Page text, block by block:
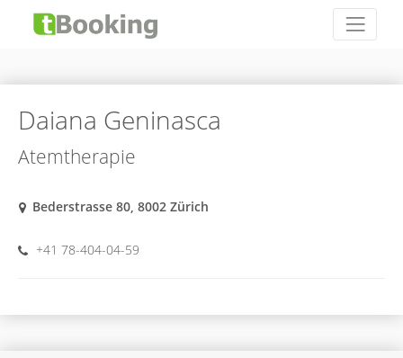
Daiana Geninasca
Atemtherapie
Bederstrasse 80, 8002 Zürich
+41 78-404-04-59